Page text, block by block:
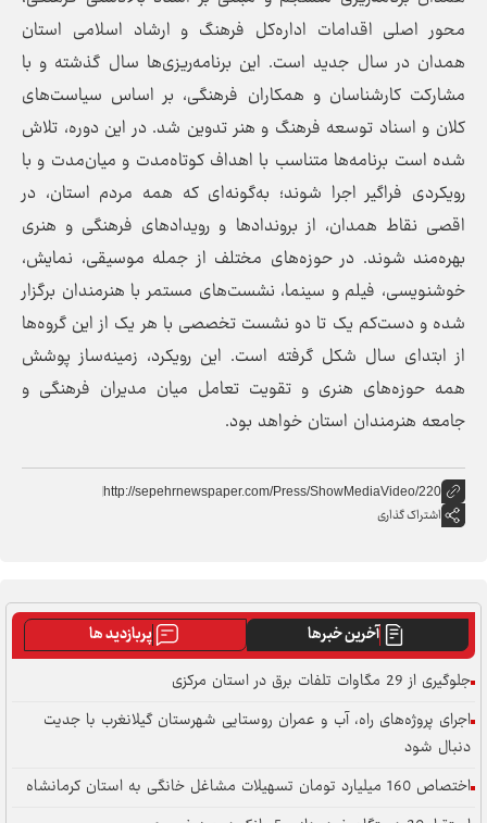
اقدامات اداره‌کل فرهنگ و ارشاد اسلامی استان
سال جدید است. این برنامه‌ریزی‌ها سال گذشته و با
و همکاران فرهنگی، بر اساس سیاست‌های
توسعه فرهنگ و هنر تدوین شد. در این دوره، تلاش
متناسب با اهداف کوتاه‌مدت و میان‌مدت و با
فراگیر اجرا شوند؛ به‌گونه‌ای که همه مردم استان، در
همدان، از بروندادها و رویدادهای فرهنگی و هنری
شوند. در حوزه‌های مختلف از جمله موسیقی، نمایش،
فیلم و سینما، نشست‌های مستمر با هنرمندان برگزار
یک تا دو نشست تخصصی با هر یک از این گروه‌ها
سال شکل گرفته است. این رویکرد، زمینه‌ساز پوشش
هنری و تقویت تعامل میان مدیران فرهنگی و
استان خواهد بود.
http://sepehrnewspaper.com/Press/
آخرین خبرها
پربازدید ها
راه، آب و عمران روستایی شهرستان گیلانغرب با جدیت